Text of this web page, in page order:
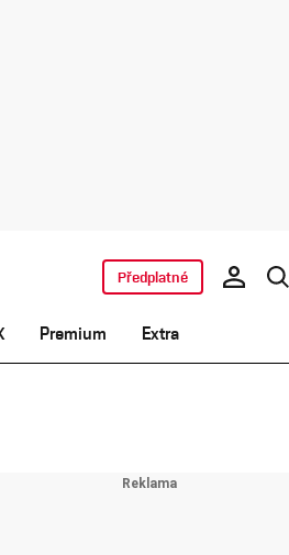
Premium Extra
Předplatné